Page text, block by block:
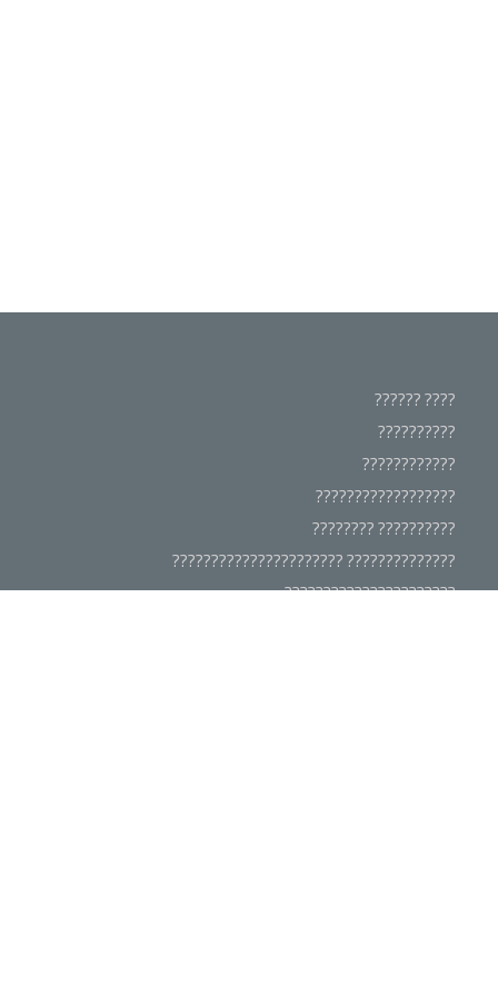
???? ??????
??????????
????????????
??????????????????
?????????? ????????
?????????????? ??????????????????????
??????????????????????